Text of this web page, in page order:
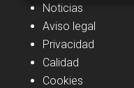
Noticias
Aviso legal
Privacidad
Calidad
Cookies